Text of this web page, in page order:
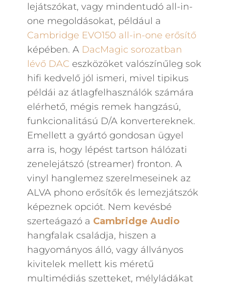
lejátszókat, vagy mindentudó all-in-
one megoldásokat, például a
Cambridge EVO150 all-in-one erősítő
képében. A DacMagic sorozatban
lévő DAC eszközöket valószínűleg sok
hifi kedvelő jól ismeri, mivel tipikus
példái az átlagfelhasználók számára
elérhető, mégis remek hangzású,
funkcionalitású D/A konvertereknek.
Emellett a gyártó gondosan ügyel
arra is, hogy lépést tartson hálózati
zenelejátszó (streamer) fronton. A
vinyl hanglemez szerelmeseinek az
ALVA phono erősítők és lemezjátszók
képeznek opciót. Nem kevésbé
szerteágazó a Cambridge Audio
hangfalak családja, hiszen a
hagyományos álló, vagy állványos
kivitelek mellett kis méretű
multimédiás szetteket, mélyládákat